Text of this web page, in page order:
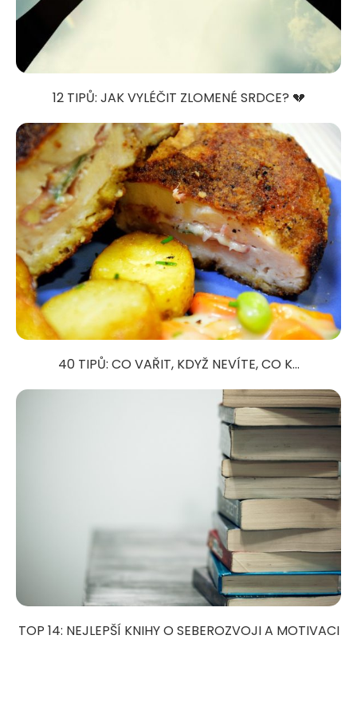
12 TIPŮ: JAK VYLÉČIT ZLOMENÉ SRDCE? 💔
40 TIPŮ: CO VAŘIT, KDYŽ NEVÍTE, CO K...
TOP 14: NEJLEPŠÍ KNIHY O SEBEROZVOJI A MOTIVACI